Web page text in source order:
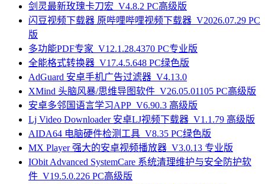
剑灵最新玫瑰卡刀宏_V4.8.2 PC高级版
闪豆视频下载器 原哔哩哔哩视频下载器_V2026.07.29 PC
版
多功能PDF专家_V12.1.28.4370 PC专业版
全能格式转换器_V17.4.5.648 PC绿色版
AdGuard 安卓手机广告过滤器_V4.13.0
XMind 头脑风暴/思维导图软件_V26.05.01105 PC高级版
安卓多邻国语言学习APP_V6.90.3 高级版
Lj Video Downloader 安卓LJ视频下载器_V1.1.79 高级版
AIDA64 电脑硬件检测工具_V8.35 PC绿色版
MX Player 强大的安卓视频播放器_V3.0.13 专业版
IObit Advanced SystemCare 系统清理维护与安全防护软
件_V19.5.0.226 PC高级版